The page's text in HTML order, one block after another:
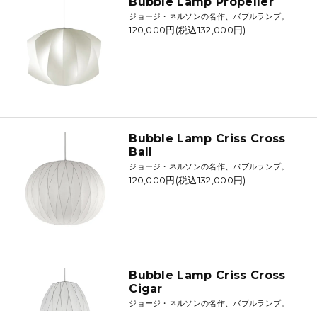
ジョージ・ネルソンの名作、バブルランプ。
120,000円(税込132,000円)
Bubble Lamp Criss Cross
Ball
ジョージ・ネルソンの名作、バブルランプ。
120,000円(税込132,000円)
Bubble Lamp Criss Cross
Cigar
ジョージ・ネルソンの名作、バブルランプ。